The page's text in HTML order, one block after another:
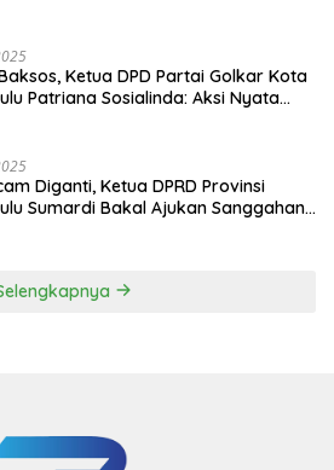
Ketua DPD Partai Golkar Kota
Patriana Sosialinda: Aksi Nyata
Diganti, Ketua DPRD Provinsi
Sumardi Bakal Ajukan Sanggahan